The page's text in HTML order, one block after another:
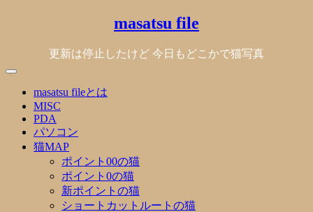
masatsu file
更新は停止したけど 今日もどこかで猫写真
masatsu fileとは
MISC
PDA
パソコン
猫MAP
ポイント00の猫
ポイント0の猫
新ポイントの猫
ショートカットルートの猫